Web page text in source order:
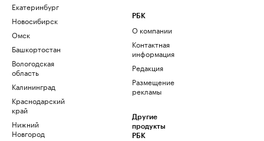
Екатеринбург
Новосибирск
Омск
Башкортостан
Вологодская
область
Калининград
Краснодарский
край
Нижний
Новгород
РБК
О компании
Контактная
информация
Редакция
Размещение
рекламы
Другие
продукты
РБК